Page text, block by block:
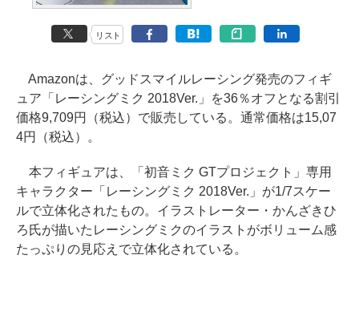
リスト
Amazonは、グッドスマイルレーシング発売のフィギ
ュア「レーシングミク 2018Ver.」を36％オフとなる割引
価格9,709円（税込）で販売している。通常価格は15,07
4円（税込）。
本フィギュアは、「初音ミク GTプロジェクト」専用
キャラクター「レーシングミク 2018Ver.」が1/7スケー
ルで立体化されたもの。イラストレーター・かんざきひ
ろ氏が描いたレーシングミクのイラストがボリューム感
たっぷりの見応えで立体化されている。